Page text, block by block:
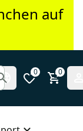
auf
0 0